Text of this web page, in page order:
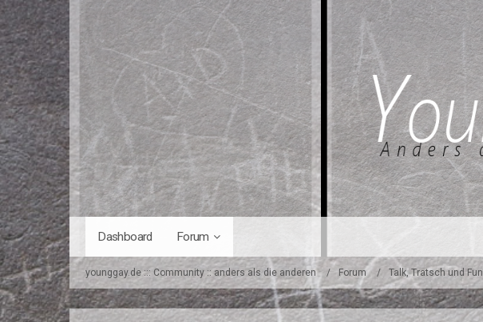
Dashboard Forum
younggay.de ::: Community :: anders als die anderen Forum Talk, Tratsch und Fun